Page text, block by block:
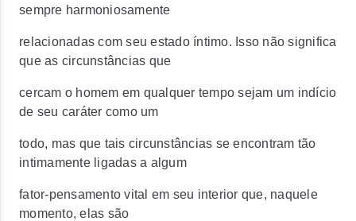
sempre harmoniosamente
relacionadas com seu estado íntimo. Isso não significa
que as circunstâncias que
cercam o homem em qualquer tempo sejam um indício
de seu caráter como um
todo, mas que tais circunstâncias se encontram tão
intimamente ligadas a algum
fator-pensamento vital em seu interior que, naquele
momento, elas são